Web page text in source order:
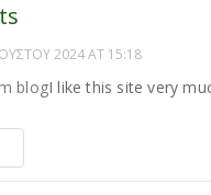
2024 AT 15:18
I like this site very
blog